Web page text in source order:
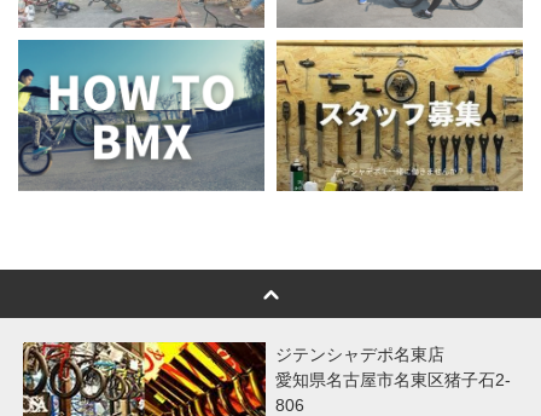
ジテンシャデポ名東店
愛知県名古屋市名東区猪子石2-
806